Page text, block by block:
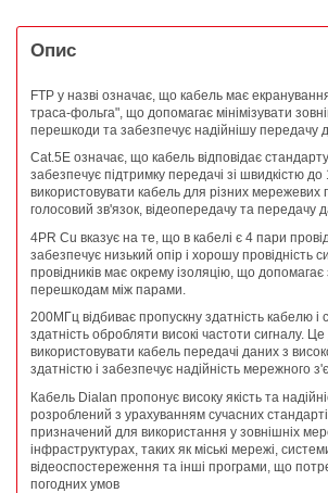
Опис
FTP у назві означає, що кабель має
траса-фольга", що допомагає мінімізувати
перешкоди та забезпечує надійнішу передачу
Cat.5E означає, що кабель відповідає
забезпечує підтримку передачі зі швидкістю
використовувати кабель для різних мережевих
голосовий зв'язок, відеопередачу та передачу
4PR Cu вказує на те, що в кабелі є 4 пари
забезпечує низький опір і хорошу провідність
провідників має окрему ізоляцію, що допомагає
перешкодам між парами.
200МГц відбиває пропускну здатність кабелю і
здатність обробляти високі частоти сигналу.
використовувати кабель передачі даних з
здатністю і забезпечує надійність мережного
Кабель Dialan пропонує високу якість та
розроблений з урахуванням сучасних
призначений для використання у зовнішніх
інфраструктурах, таких як міські мережі,
відеоспостереження та інші програми, що
погодних умов